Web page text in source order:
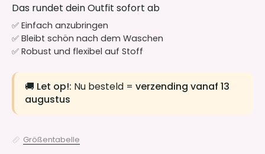
Das rundet dein Outfit sofort ab
✅ Einfach anzubringen
✅ Bleibt schön nach dem Waschen
✅ Robust und flexibel auf Stoff
🚚 Let op!: Nu besteld = verzending vanaf 13
augustus
Größentabelle